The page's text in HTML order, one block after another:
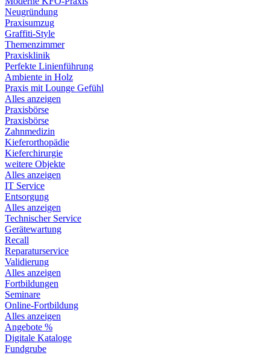
Neugründung
Praxisumzug
Graffiti-Style
Themenzimmer
Praxisklinik
Perfekte Linienführung
Ambiente in Holz
Praxis mit Lounge Gefühl
Alles anzeigen
Praxisbörse
Praxisbörse
Zahnmedizin
Kieferorthopädie
Kieferchirurgie
weitere Objekte
Alles anzeigen
IT Service
Entsorgung
Alles anzeigen
Technischer Service
Gerätewartung
Recall
Reparaturservice
Validierung
Alles anzeigen
Fortbildungen
Seminare
Online-Fortbildung
Alles anzeigen
Angebote %
Digitale Kataloge
Fundgrube